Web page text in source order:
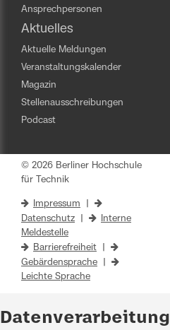
Ansprechpersonen
Aktuelles
Aktuelle Meldungen
Veranstaltungskalender
Magazin
Stellenausschreibungen
Podcast
© 2026 Berliner Hochschule
für Technik
Impressum
Datenschutz
Interne
Meldestelle
Barrierefreiheit
Gebärdensprache
Leichte Sprache
Datenverarbeitung